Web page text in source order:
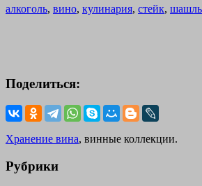
алкоголь, вино, кулинария, стейк,
Поделиться:
Хранение вина, винные коллекции.
Рубрики